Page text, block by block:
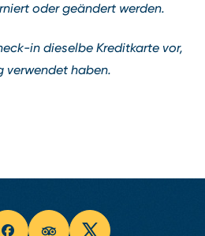
oder geändert werden.
in dieselbe Kreditkarte vor,
verwendet haben.